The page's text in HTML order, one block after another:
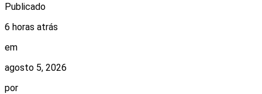
Publicado
6 horas atrás
em
agosto 5, 2026
por